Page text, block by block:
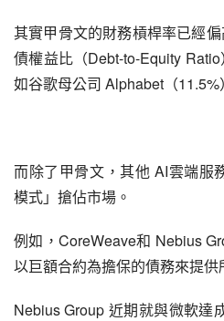
其實甲骨文的財務槓桿率已經
債權益比（Debt-to-Equity
如谷歌母公司 Alphabet（11.5%
而除了甲骨文，其他 AI雲端服
模式」搶佔市場。
例如，CoreWeave和 Nebius
以巨額合約為擔保的債務來提供
Nebius Group 近期就與微軟達